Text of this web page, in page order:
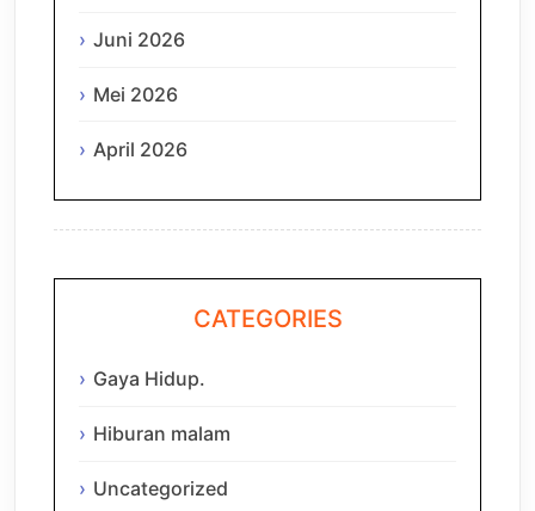
Juni 2026
Mei 2026
April 2026
CATEGORIES
Gaya Hidup.
Hiburan malam
Uncategorized